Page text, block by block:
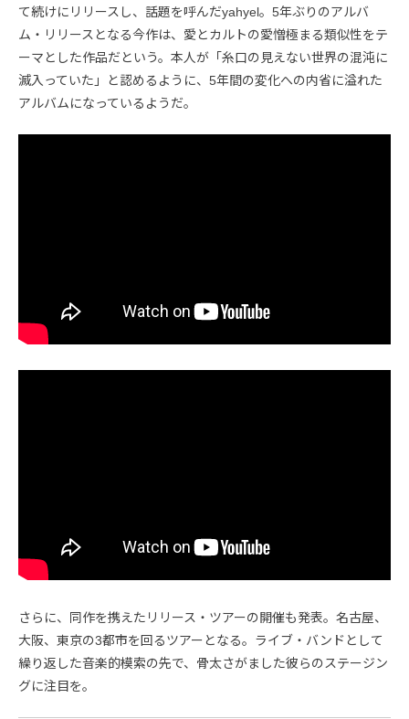
て続けにリリースし、話題を呼んだyahyel。5年ぶりのアルバ
ム・リリースとなる今作は、愛とカルトの愛憎極まる類似性をテ
ーマとした作品だという。本人が「糸口の見えない世界の混沌に
滅入っていた」と認めるように、5年間の変化への内省に溢れた
アルバムになっているようだ。
さらに、同作を携えたリリース・ツアーの開催も発表。名古屋、
大阪、東京の3都市を回るツアーとなる。ライブ・バンドとして
繰り返した音楽的模索の先で、骨太さがました彼らのステージン
グに注目を。